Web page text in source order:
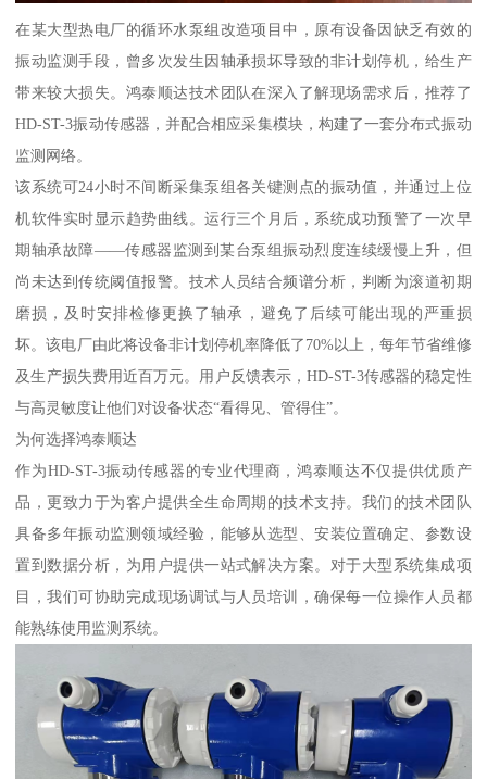
在某大型热电厂的循环水泵组改造项目中，原有设备因缺乏有效的
振动监测手段，曾多次发生因轴承损坏导致的非计划停机，给生产
带来较大损失。鸿泰顺达技术团队在深入了解现场需求后，推荐了
HD-ST-3振动传感器，并配合相应采集模块，构建了一套分布式振动
监测网络。
该系统可24小时不间断采集泵组各关键测点的振动值，并通过上位
机软件实时显示趋势曲线。运行三个月后，系统成功预警了一次早
期轴承故障——传感器监测到某台泵组振动烈度连续缓慢上升，但
尚未达到传统阈值报警。技术人员结合频谱分析，判断为滚道初期
磨损，及时安排检修更换了轴承，避免了后续可能出现的严重损
坏。该电厂由此将设备非计划停机率降低了70%以上，每年节省维修
及生产损失费用近百万元。用户反馈表示，HD-ST-3传感器的稳定性
与高灵敏度让他们对设备状态“看得见、管得住”。
为何选择鸿泰顺达
作为HD-ST-3振动传感器的专业代理商，鸿泰顺达不仅提供优质产
品，更致力于为客户提供全生命周期的技术支持。我们的技术团队
具备多年振动监测领域经验，能够从选型、安装位置确定、参数设
置到数据分析，为用户提供一站式解决方案。对于大型系统集成项
目，我们可协助完成现场调试与人员培训，确保每一位操作人员都
能熟练使用监测系统。